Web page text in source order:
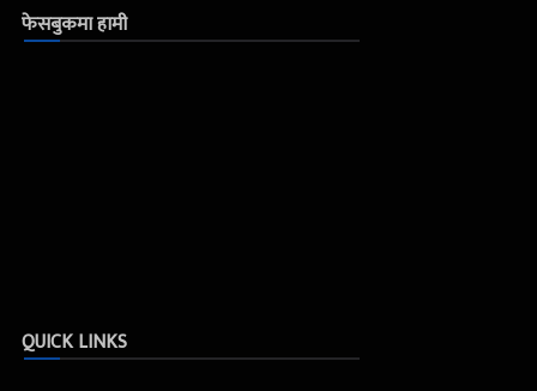
फेसबुकमा हामी
QUICK LINKS